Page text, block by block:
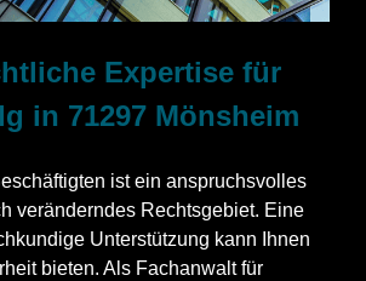
Expertise für
in 71297 Mönsheim
ist ein anspruchsvolles
veränderndes Rechtsgebiet. Eine
Unterstützung kann Ihnen
bieten. Als Fachanwalt für